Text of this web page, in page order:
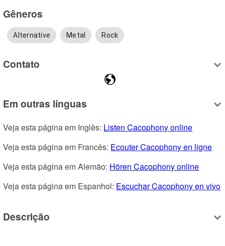
Gêneros
Alternative Metal Rock
Contato
Em outras línguas
Veja esta página em Inglês: Listen Cacophony online
Veja esta página em Francês: Ecouter Cacophony en ligne
Veja esta página em Alemão: Hören Cacophony online
Veja esta página em Espanhol: Escuchar Cacophony en vivo
Descrição